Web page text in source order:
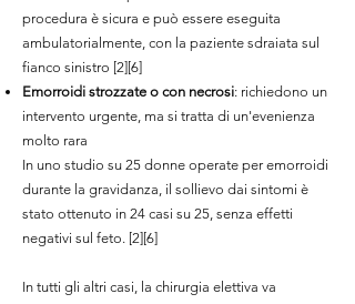
procedura è sicura e può essere eseguita
ambulatorialmente, con la paziente sdraiata sul
fianco sinistro [2][6]
Emorroidi strozzate o con necrosi: richiedono un
intervento urgente, ma si tratta di un'evenienza
molto rara
In uno studio su 25 donne operate per emorroidi
durante la gravidanza, il sollievo dai sintomi è
stato ottenuto in 24 casi su 25, senza effetti
negativi sul feto. [2][6]
In tutti gli altri casi, la chirurgia elettiva va